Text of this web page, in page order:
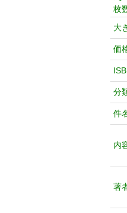
枚
大
価
分
件
内
著